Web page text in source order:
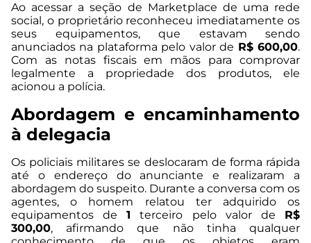
Ao acessar a seção de Marketplace de uma rede
social, o proprietário reconheceu imediatamente os
seus equipamentos, que estavam sendo
anunciados na plataforma pelo valor de R$ 600,00.
Com as notas fiscais em mãos para comprovar
legalmente a propriedade dos produtos, ele
acionou a polícia.
Abordagem e encaminhamento
à delegacia
Os policiais militares se deslocaram de forma rápida
até o endereço do anunciante e realizaram a
abordagem do suspeito. Durante a conversa com os
agentes, o homem relatou ter adquirido os
equipamentos de1 terceiro pelo valor de R$
300,00, afirmando que não tinha qualquer